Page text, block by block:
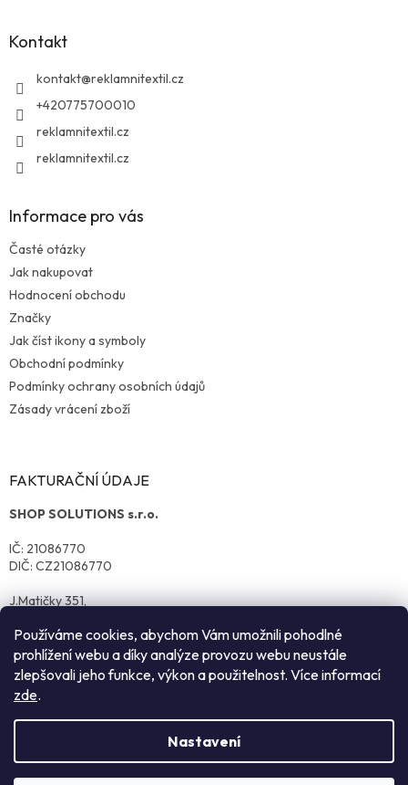
Používáme cookies, abychom Vám umožnili pohodlné
prohlížení webu a díky analýze provozu webu neustále
zlepšovali jeho funkce, výkon a použitelnost. Více informací
zde.
Nastavení
Kontakt
kontakt@reklamnitextil.cz
+420775700010
reklamnitextil.cz
reklamnitextil.cz
Informace pro vás
Časté otázky
Jak nakupovat
Hodnocení obchodu
Značky
Jak číst ikony a symboly
Obchodní podmínky
Podmínky ochrany osobních údajů
Zásady vrácení zboží
FAKTURAČNÍ ÚDAJE
SHOP SOLUTIONS s.r.o.
IČ: 21086770
DIČ: CZ21086770
J.Matičky 351,
Vytvořil Shoptet